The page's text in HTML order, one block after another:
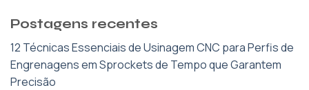
Postagens recentes
12 Técnicas Essenciais de Usinagem CNC para Perfis de
Engrenagens em Sprockets de Tempo que Garantem
Precisão